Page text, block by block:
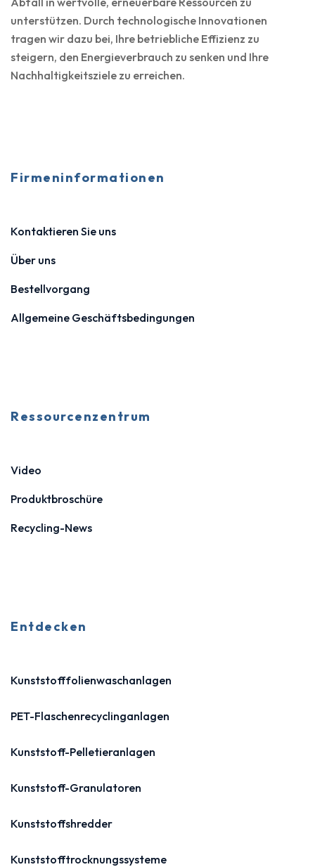
unterstützen. Durch technologische Innovationen
tragen wir dazu bei, Ihre betriebliche Effizienz zu
steigern, den Energieverbrauch zu senken und Ihre
Nachhaltigkeitsziele zu erreichen.
Firmeninformationen
Kontaktieren Sie uns
Über uns
Bestellvorgang
Allgemeine Geschäftsbedingungen
Ressourcenzentrum
Video
Produktbroschüre
Recycling-News
Entdecken
Kunststofffolienwaschanlagen
PET-Flaschenrecyclinganlagen
Kunststoff-Pelletieranlagen
Kunststoff-Granulatoren
Kunststoffshredder
Kunststofftrocknungssysteme